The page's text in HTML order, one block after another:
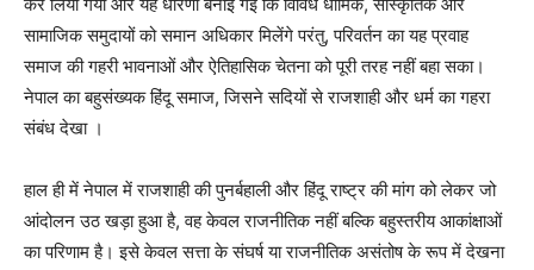
कर लिया गया और यह धारणा बनाई गई कि विविध धार्मिक, सांस्कृतिक और
सामाजिक समुदायों को समान अधिकार मिलेंगे परंतु, परिवर्तन का यह प्रवाह
समाज की गहरी भावनाओं और ऐतिहासिक चेतना को पूरी तरह नहीं बहा सका।
नेपाल का बहुसंख्यक हिंदू समाज, जिसने सदियों से राजशाही और धर्म का गहरा
संबंध देखा ।
हाल ही में नेपाल में राजशाही की पुनर्बहाली और हिंदू राष्ट्र की मांग को लेकर जो
आंदोलन उठ खड़ा हुआ है, वह केवल राजनीतिक नहीं बल्कि बहुस्तरीय आकांक्षाओं
का परिणाम है। इसे केवल सत्ता के संघर्ष या राजनीतिक असंतोष के रूप में देखना